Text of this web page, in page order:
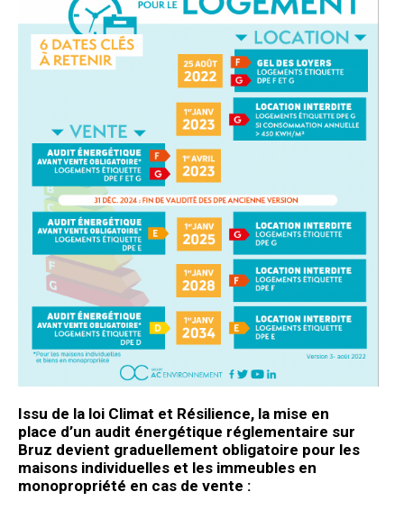
Issu de la loi Climat et Résilience, la mise en
place d’un audit énergétique réglementaire sur
Bruz devient graduellement obligatoire pour les
maisons individuelles et les immeubles en
monopropriété en cas de vente :